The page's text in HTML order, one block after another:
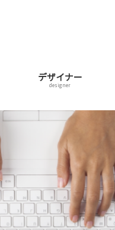
デザイナー
designer